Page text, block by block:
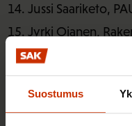
Suostumus
Jussi Saariketo,
Jyrki Ojanen,
Karita Alanko, JHL
Juhani Siira,
Toni Laiho,